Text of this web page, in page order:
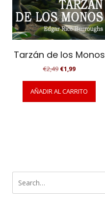
Tarzán de los Monos
€2,49 El
€1,99El
AÑADIR AL CARRITO